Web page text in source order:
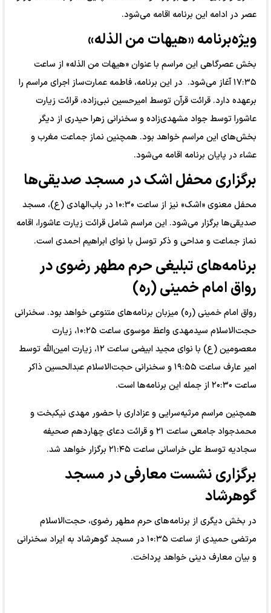
عصر در ادامه این برنامه اقامه می‌شود.
ویژه‌برنامه «هیهات من الذله»
بخش عصرگاهی این مراسم با عنوان «هیهات من الذله» از ساعت
۱۷:۳۵ آغاز می‌شود. در این برنامه، فاطمه عمارت‌ساز اجرای مراسم را
برعهده دارد. قرائت قرآن توسط امیرحسین نبی‌زاده، قرائت زیارت
عاشورا توسط جواد مشهدی‌زاده و سخنرانی زهرا حیدری از دیگر
بخش‌های این مراسم خواهد بود. همچنین نماز جماعت مغرب و
عشاء در پایان برنامه اقامه می‌شود.
برگزاری محفل اشک در مسجد صدیقی‌ها
محفل معنوی «اشک» نیز از ساعت ۱۰:۳۰ در باب‌الهادی (ع)، مسجد
صدیقی‌ها برگزار می‌شود. این مراسم شامل قرائت زیارت عاشورا، اقامه
نماز جماعت و مداحی و ذکر توسل با نوای ابراهیم احمدی است.
برنامه‌های تبلیغی حرم مطهر رضوی در
رواق امام خمینی (ره)
رواق امام خمینی (ره) میزبان برنامه‌های متنوعی خواهد بود. سخنرانی
حجت‌الاسلام سیدمهدی واعظ موسوی ساعت ۱۰:۲۵، زیارت
معصومین (ع) با نوای مجید ابیضی ساعت ۱۲، زیارت امین‌الله توسط
امیر عارف ساعت ۱۹:۵۵ و سخنرانی حجت‌الاسلام عبدالحسین ذاکر
ساعت ۲۰:۳۰ از جمله این برنامه‌ها است.
همچنین مراسم مرثیه‌سرایی و عزاداری با حضور مهدی نیکبخت و
محمدجواد جامعی ساعت ۲۱ و قرائت دعای چهاردهم صحیفه
سجادیه توسط علی خراسانی ساعت ۲۱:۴۵ برگزار خواهد شد.
برگزاری نشست معارفی در مسجد
گوهرشاد
در بخش دیگری از برنامه‌های حرم مطهر رضوی، حجت‌الاسلام
مرتضی حمیدی از ساعت ۱۰:۳۵ در مسجد گوهرشاد به ایراد سخنرانی
و بیان معارف دینی خواهد پرداخت.